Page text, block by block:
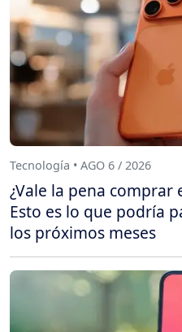
Tecnología • AGO 6 / 2026
¿Vale la pena comprar
Esto es lo que podría
los próximos meses